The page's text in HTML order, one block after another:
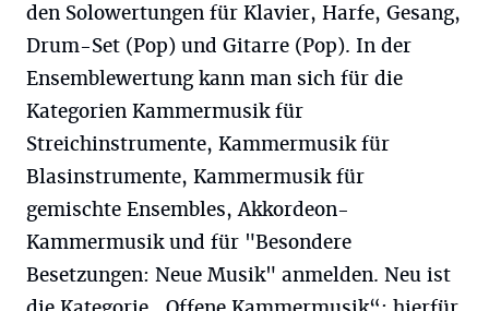
den Solowertungen für Klavier, Harfe, Gesang,
Drum-Set (Pop) und Gitarre (Pop). In der
Ensemblewertung kann man sich für die
Kategorien Kammermusik für
Streichinstrumente, Kammermusik für
Blasinstrumente, Kammermusik für
gemischte Ensembles, Akkordeon-
Kammermusik und für "Besondere
Besetzungen: Neue Musik" anmelden. Neu ist